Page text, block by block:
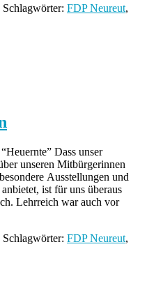
Schlagwörter: FDP Neureut,
Dass unser
unseren Mitbürgerinnen
Ausstellungen und
ist für uns überaus
Lehrreich war auch vor
Schlagwörter: FDP Neureut,